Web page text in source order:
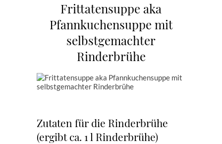
Frittatensuppe aka
Pfannkuchensuppe mit
selbstgemachter
Rinderbrühe
Zutaten für die Rinderbrühe
(ergibt ca. 1 l Rinderbrühe)